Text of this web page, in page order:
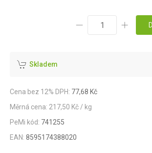
Skladem
Cena bez 12% DPH: 77,68 Kč
Měrná cena: 217,50 Kč / kg
PeMi kód: 741255
EAN: 8595174388020